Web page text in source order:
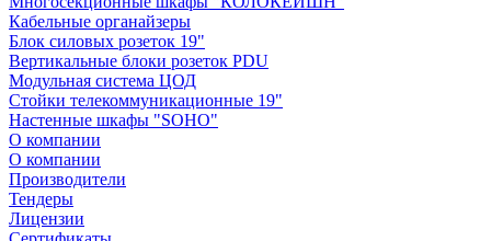
Кабельные органайзеры
Блок силовых розеток 19"
Вертикальные блоки розеток PDU
Модульная система ЦОД
Стойки телекоммуникационные 19"
Настенные шкафы "SOHO"
О компании
О компании
Производители
Тендеры
Лицензии